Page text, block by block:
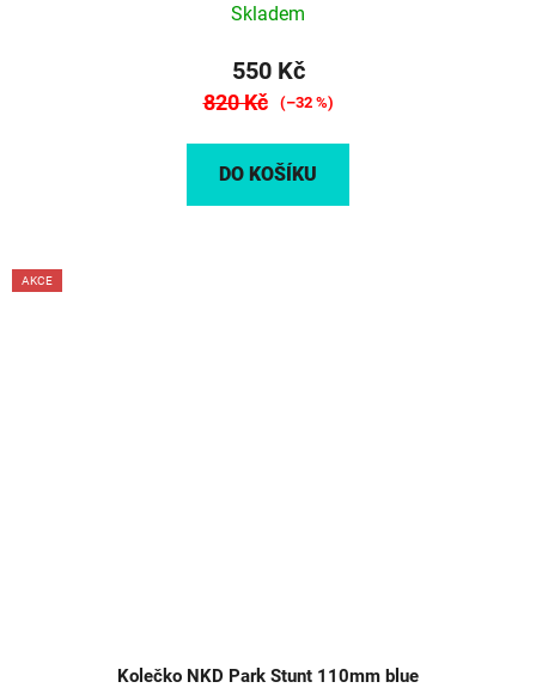
Skladem
550 Kč
820 Kč (–32 %)
DO KOŠÍKU
AKCE
Kolečko NKD Park Stunt 110mm blue